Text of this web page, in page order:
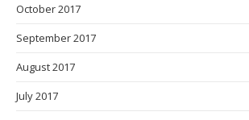
October 2017
September 2017
August 2017
July 2017